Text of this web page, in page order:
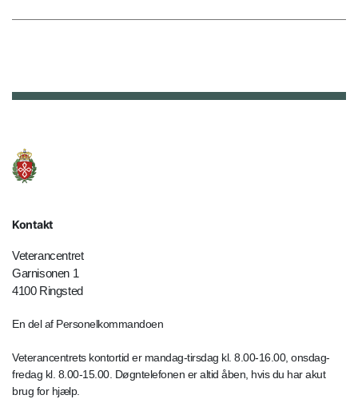
Kontakt
Veterancentret
Garnisonen 1
4100 Ringsted
En del af Personelkommandoen
Veterancentrets kontortid er mandag-tirsdag kl. 8.00-16.00, onsdag-
fredag kl. 8.00-15.00. Døgntelefonen er altid åben, hvis du har akut
brug for hjælp.